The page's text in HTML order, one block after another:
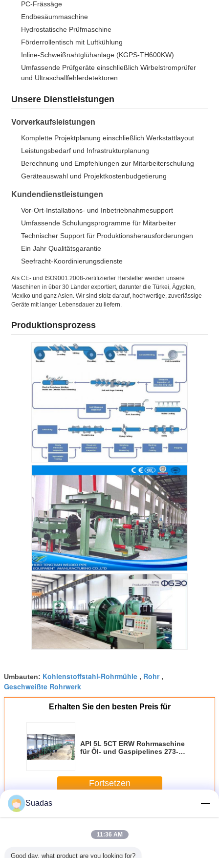
PC-Frässäge
Endbesäummaschine
Hydrostatische Prüfmaschine
Förderrollentisch mit Luftkühlung
Inline-Schweißnahtglühanlage (KGPS-TH600KW)
Umfassende Prüfgeräte einschließlich Wirbelstromprüfer
und Ultraschallfehlerdetektoren
Unsere Dienstleistungen
Vorverkaufsleistungen
Komplette Projektplanung einschließlich Werkstattlayout
Leistungsbedarf und Infrastrukturplanung
Berechnung und Empfehlungen zur Mitarbeiterschulung
Geräteauswahl und Projektkostenbudgetierung
Kundendienstleistungen
Vor-Ort-Installations- und Inbetriebnahmesupport
Umfassende Schulungsprogramme für Mitarbeiter
Technischer Support für Produktionsherausforderungen
Ein Jahr Qualitätsgarantie
Seefracht-Koordinierungsdienste
Als CE- und ISO9001:2008-zertifizierter Hersteller werden unsere
Maschinen in über 30 Länder exportiert, darunter die Türkei, Ägypten,
Mexiko und ganz Asien. Wir sind stolz darauf, hochwertige, zuverlässige
Geräte mit langer Lebensdauer zu liefern.
Produktionsprozess
Umbauten: Kohlenstoffstahl-Rohrmühle , Rohr,
Geschweißte Rohrwerk
Erhalten Sie den besten Preis für
API 5L 5CT ERW Rohrmaschine
für Öl- und Gaspipelines 273-
Fortsetzen
Mehr
Suadas
11:36 AM
Good day, what product are you looking for?